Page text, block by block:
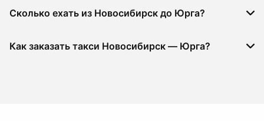
Сколько ехать из Новосибирск до Юрга?
Как заказать такси Новосибирск — Юрга?